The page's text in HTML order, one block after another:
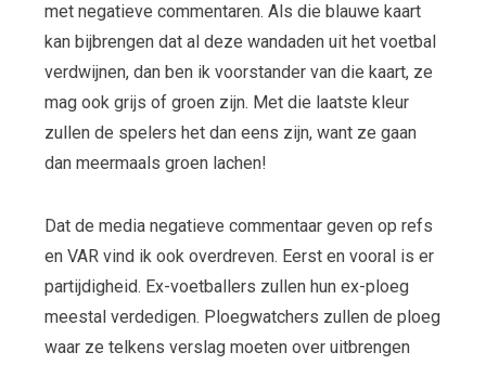
met negatieve commentaren. Als die blauwe kaart
kan bijbrengen dat al deze wandaden uit het voetbal
verdwijnen, dan ben ik voorstander van die kaart, ze
mag ook grijs of groen zijn. Met die laatste kleur
zullen de spelers het dan eens zijn, want ze gaan
dan meermaals groen lachen!
Dat de media negatieve commentaar geven op refs
en VAR vind ik ook overdreven. Eerst en vooral is er
partijdigheid. Ex-voetballers zullen hun ex-ploeg
meestal verdedigen. Ploegwatchers zullen de ploeg
waar ze telkens verslag moeten over uitbrengen